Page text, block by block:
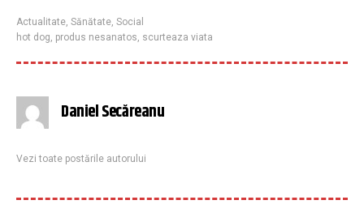
Actualitate, Sănătate, Social
hot dog, produs nesanatos, scurteaza viata
Daniel Secăreanu
Vezi toate postările autorului